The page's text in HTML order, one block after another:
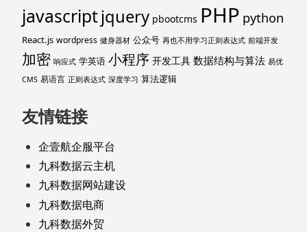
javascriptjquery pbootcms PHP python
React.js wordpress 健身器材 公众号 再也不用学习正则表达式 前端开发
加密 响应式 学英语 小程序 开发工具 数据结构与算法 易优
CMS 易语言 正则表达式 深度学习 算法逻辑
友情链接
企壹航企服平台
九科数据云主机
九科数据网站建设
九科数据电商
九科数据外贸